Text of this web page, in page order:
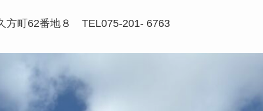
方町62番地８ TEL075-201- 6763